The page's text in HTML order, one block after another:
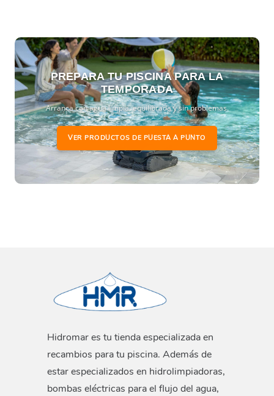
diferentes tamaños.
Mayor durabilidad:Prolonga la vida útil del
sistema de filtración al optimizar la
distribución del agua y evitar obstrucciones.
Más Información
Para obtener más repuestos y accesorios para
sistemas de filtración, visita nuestrasección de
PREPARA TU PISCINA PARA LA
TEMPORADA
Arranca con agua limpia, equilibrada y sin problemas.
VER PRODUCTOS DE PUESTA A PUNTO
Hidromar es tu tienda especializada en
recambios para tu piscina. Además de
estar especializados en hidrolimpiadoras,
bombas eléctricas para el flujo del agua,